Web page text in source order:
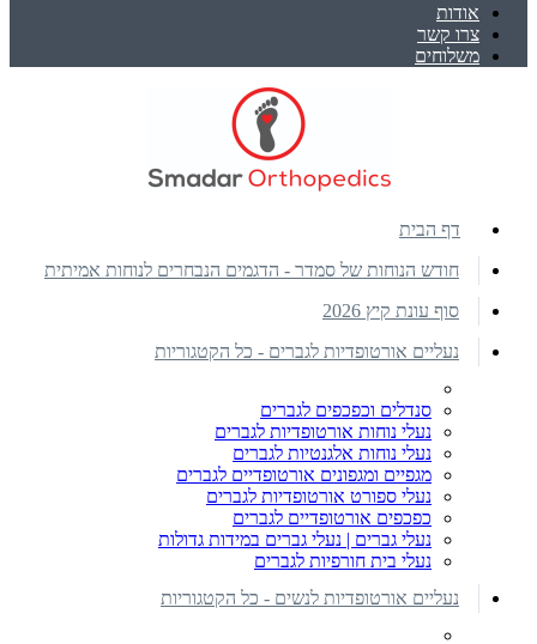
אודות
צרו קשר
משלוחים
דף הבית
חודש הנוחות של סמדר - הדגמים הנבחרים לנוחות אמיתית
סוף עונת קיץ 2026
נעליים אורטופדיות לגברים - כל הקטגוריות
סנדלים וכפכפים לגברים
נעלי נוחות אורטופדיות לגברים
נעלי נוחות אלגנטיות לגברים
מגפיים ומגפונים אורטופדיים לגברים
נעלי ספורט אורטופדיות לגברים
כפכפים אורטופדיים לגברים
נעלי גברים | נעלי גברים במידות גדולות
נעלי בית חורפיות לגברים
נעליים אורטופדיות לנשים - כל הקטגוריות